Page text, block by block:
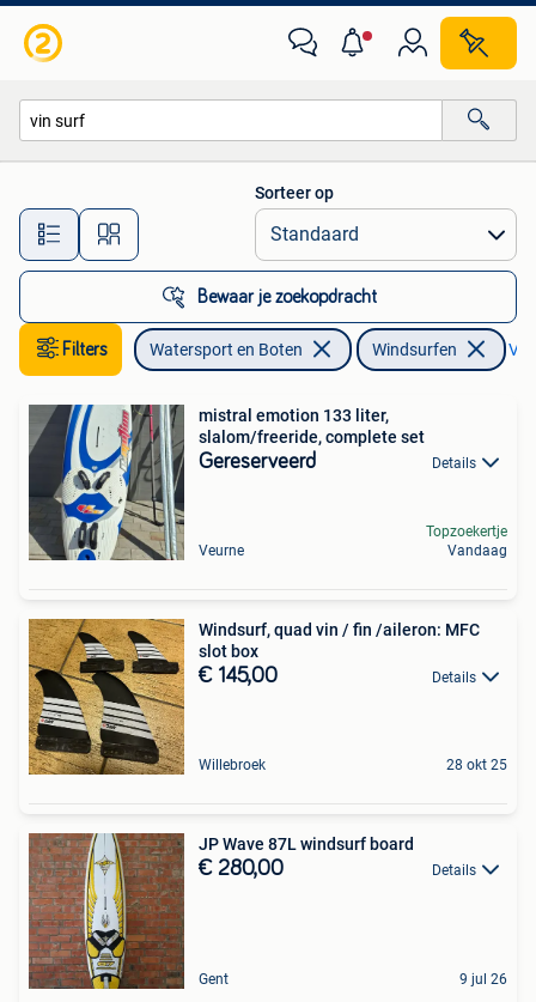
Alle afstanden…
Sorteer op
Bewaar je zoekopdracht
Filters Watersport en Boten Windsurfen
mistral emotion 133 liter,
slalom/freeride, complete set
Gereserveerd Details
Veurne
Topzoekertje
Vandaag
Windsurf, quad vin / fin /aileron: MFC
slot box
€ 145,00 Details
Willebroek 28 okt 25
JP Wave 87L windsurf board
€ 280,00 Details
Gent 9 jul 26